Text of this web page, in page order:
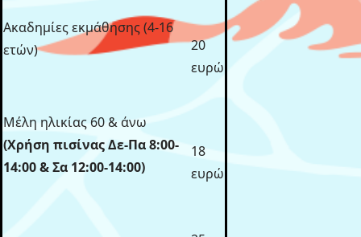
Ακαδημίες εκμάθησης (4-16
ετών)
20
ευρώ
Μέλη ηλικίας 60 & άνω
(Χρήση πισίνας Δε-Πα 8:00-
14:00 & Σα 12:00-14:00)
18
ευρώ